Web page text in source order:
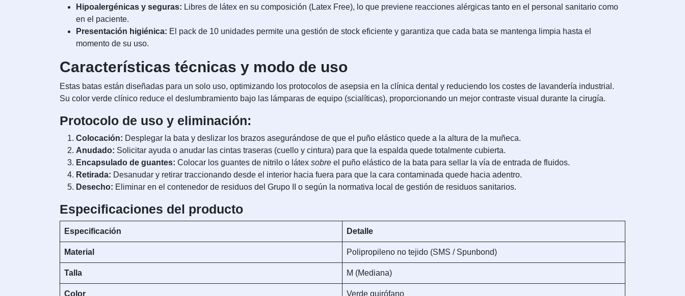
Hipoalergénicas y seguras: Libres de látex en su composición (Latex Free), lo que previene reacciones alérgicas tanto en el personal sanitario como
en el paciente.
Presentación higiénica: El pack de 10 unidades permite una gestión de stock eficiente y garantiza que cada bata se mantenga limpia hasta el
momento de su uso.
Características técnicas y modo de uso
Estas batas están diseñadas para un solo uso, optimizando los protocolos de asepsia en la clínica dental y reduciendo los costes de lavandería industrial.
Su color verde clínico reduce el deslumbramiento bajo las lámparas de equipo (scialíticas), proporcionando un mejor contraste visual durante la cirugía.
Protocolo de uso y eliminación:
Colocación: Desplegar la bata y deslizar los brazos asegurándose de que el puño elástico quede a la altura de la muñeca.
Anudado: Solicitar ayuda o anudar las cintas traseras (cuello y cintura) para que la espalda quede totalmente cubierta.
Encapsulado de guantes: Colocar los guantes de nitrilo o látex sobre el puño elástico de la bata para sellar la vía de entrada de fluidos.
Retirada: Desanudar y retirar traccionando desde el interior hacia fuera para que la cara contaminada quede hacia adentro.
Desecho: Eliminar en el contenedor de residuos del Grupo II o según la normativa local de gestión de residuos sanitarios.
Especificaciones del producto
Especificación Detalle
Material Polipropileno no tejido (SMS / Spunbond)
Talla M (Mediana)
Color Verde quirófano